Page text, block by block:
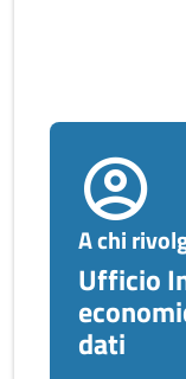
A chi
Ufficio
dati